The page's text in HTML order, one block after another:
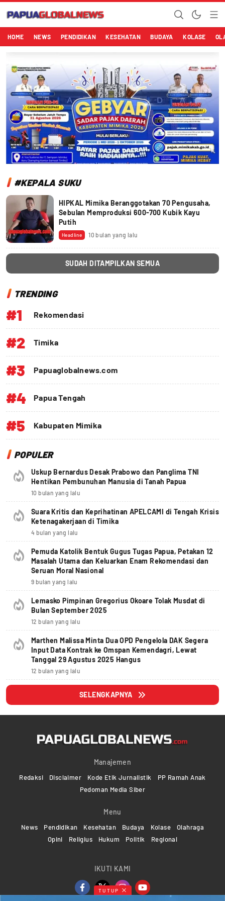
Papuaglobalnews.com
Menulis Fakta dengan Hati Bening
HOME NEWS PENDIDIKAN KESEHATAN BUDAYA KOLASE
#KEPALA SUKU
HIPKAL Mimika Beranggotakan 70 Pengusaha,
Sebulan Memproduksi 600-700 Kubik Kayu
Putih
Headline 10 bulan yang lalu
SUDAH DITAMPILKAN SEMUA
TRENDING
#1 Rekomendasi
#2 Timika
#3 Papuaglobalnews.com
#4 Papua Tengah
#5 Kabupaten Mimika
POPULER
Uskup Bernardus Desak Prabowo dan Panglima TNI
Hentikan Pembunuhan Manusia di Tanah Papua
10 bulan yang lalu
Suara Kritis dan Keprihatinan APELCAMI di Tengah Krisis
Ketenagakerjaan di Timika
4 bulan yang lalu
Pemuda Katolik Bentuk Gugus Tugas Papua, Petakan 12
Masalah Utama dan Keluarkan Enam Rekomendasi dan
Seruan Moral Nasional
9 bulan yang lalu
Lemasko Pimpinan Gregorius Okoare Tolak Musdat di
Bulan September 2025
12 bulan yang lalu
Marthen Malissa Minta Dua OPD Pengelola DAK Segera
Input Data Kontrak ke Omspan Kemendagri, Lewat
Tanggal 29 Agustus 2025 Hangus
12 bulan yang lalu
SELENGKAPNYA
Manajemen
Redaksi Disclaimer Kode Etik Jurnalistik
PP Ramah Anak
Pedoman Media Siber
Menu
News Pendidikan Kesehatan Budaya Kolase
Olahraga
Opini
Religius Hukum Politik Regional
IKUTI KAMI
TUTUP